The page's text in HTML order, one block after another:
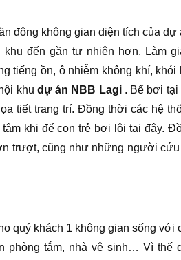
đông không gian diện tích của dự
đến gần tự nhiên hơn. Làm
tiếng ồn, ô nhiễm không khí, khói
khu dự án NBB Lagi. Bể bơi tại
tiết trang trí. Đồng thời các hệ
khi để con trẻ bơi lội tại đây.
trượt, cũng như những người
quý khách 1 không gian sống với
phòng tắm, nhà vệ sinh… Vì thế